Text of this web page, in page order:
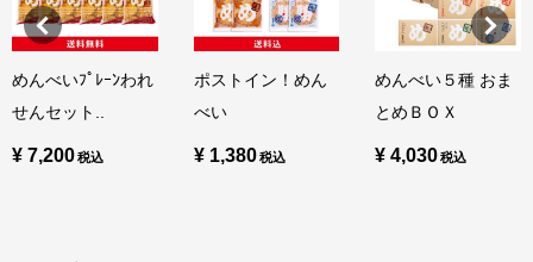
めんべいﾌﾟﾚｰﾝわれ
せんセット..
¥ 7,200
ポストイン！めん
べい
¥ 1,380
めんべい５種 おま
とめＢＯＸ
¥ 4,030